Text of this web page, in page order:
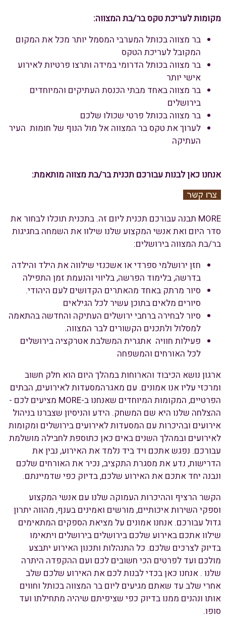
מקומות לעריכת טקס בר/בת המצווה:
בר מצווה בכותל המערבי המסמל יותר מכל את המקום
המקובל לעריכת הטקס
בר מצווה בכותל הדרומי במידה ותרצו פרטיות לאירוע
אישי יותר
בר מצווה באחד מבתי הכנסת העתיקים והמיוחדים
בירושלים
בר מצווה בכותל פרטי שכולו שלכם
לערוך את טקס בר המצווה אל מול הנוף של חומות העיר
העתיקה
אנחנו כאן לבנות עבורכם תכנית בר/בת מצווה מותאמת:
MORE תבנה עבורכם תכנית ליום זה. בתכנית תוכלו לבחור את
סדר היום ואת אנשי המקצוע שלנו שילוו את השמחה בחגיגות
בר/בת המצווה בירושלים:
חזן ירושלמי ספרדי או אשכנזי שילווה את הילד והילדה
בדרשה, בלימוד הפרשה, בליווי והנעמת זמן התפילה
סיור מרתק באחד מהאתרים הקדושים לעם היהודי.
סיורים מלאים בתוכן עשיר לכל הגילאים
סיור לבחירה ברחבי ירושלים העתיקה והחדשה בהתאמה
למסלול ולתכנים הקשורים לבר המצווה.
פעילות חוויה אתגרית המשלבת אטרקציה בירושלים
לכל האורחים והמשפחה
ארגון נושא הכיבוד והארוחות במהלך היום הוא חלק חשוב
ומרכזי עליו אנו אמונים. עם מאגרהמסעדות לאירועים, הבתים
הפרטיים, המקומות המיוחדים שאנחנו ב-MORE מציעים לכם -
ההצלחה שלנו היא שם המשחק. הידע והניסיון שצברנו בניהול
אירועים ובהיכרות עם המסעדות לאירועים בירושלים ומקומות
לאירועים ובמהלך השנים באים כאן כתוספת לחבילה מושלמת
עבורכם. נפגש אתכם ויד ביד נלמד את האירוע, נבין את
הדרישות, נדע את מסגרת התקציב, נכיר את האורחים שלכם
ונבנה יחד אתכם את האירוע שלכם, בדיוק כפי שדמיינתם.
הקשר הרציף וההיכרות העמוקה שלנו עם אנשי המקצוע
וספקי השירות איכותיים, מורשים ואמינים בענף, מהווה יתרון
גדול עבורכם. אנחנו אמונים על מציאת הספקים המתאימים
שילוו אתכם באירוע שלכם בירושלים בירושלים ויתאימו
בדיוק לצרכים שלכם. כל התנהלות ותכנון האירוע יתבצע
מולכם ועד לפרטים הכי חשובים לכם ועם ההקפדה היתרה
שלנו . אנחנו כאן בכדי לבנות לכם את האירוע שלכם שלב
אחרי שלב עד שאתם מגיעים ליום בר המצווה בכותל וחווים
אותו ונהנים ממנו בדיוק כפי שציפיתם שיהיה מתחילתו ועד
סופו.